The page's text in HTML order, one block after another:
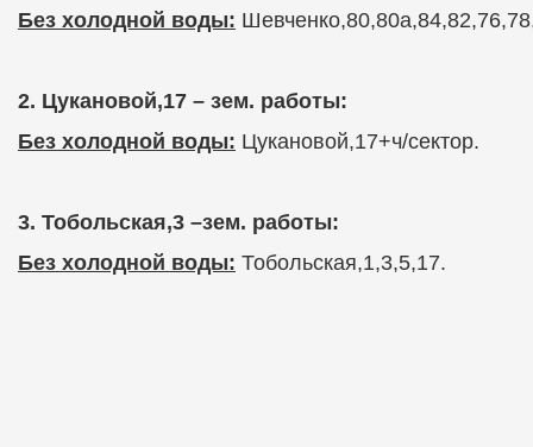
Без холодной воды:
2. Цукановой,17 – зем. работы:
Без холодной воды: Цукановой,17+ч/сектор.
3. Тобольская,3 –зем. работы:
Без холодной воды: Тобольская,1,3,5,17.